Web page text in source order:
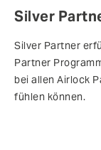
Silver
Silver Partner
Partner
bei allen Airlock
fühlen können.